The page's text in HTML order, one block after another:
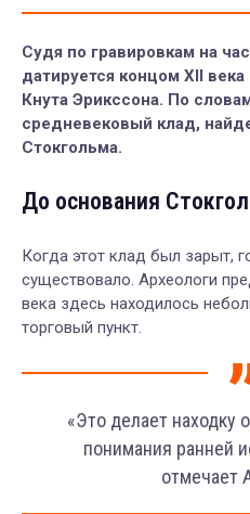
Судя по гравировкам на
датируется концом XII
Кнута Эрикссона. По
средневековый клад,
Стокгольма.
До основания
Когда этот клад был зарыт,
существовало. Археологи
века здесь находилось
торговый пункт.
«Это делает находку
понимания ранней
отмечает